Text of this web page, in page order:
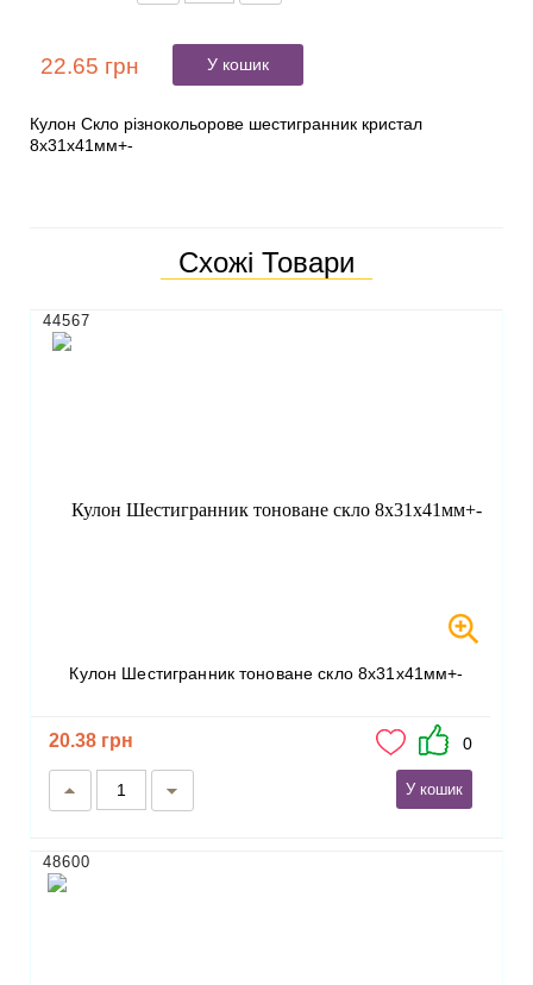
22.65 грн У кошик
Кулон Скло різнокольорове шестигранник кристал
8х31х41мм+-
Схожі Товари
Кулон Шестигранник тоноване скло 8х31х41мм+-
44567
20.38 грн 0
У кошик
48600